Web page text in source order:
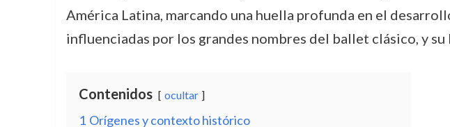
América Latina, marcando una huella profunda en el
influenciadas por los grandes nombres del ballet clásico, y
Contenidos ocultar
1 Orígenes y contexto histórico